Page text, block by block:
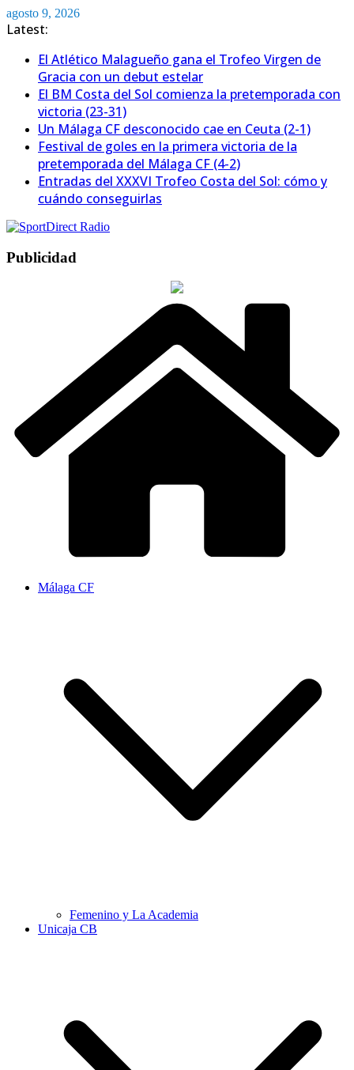
Saltar
al
agosto 9, 2026
Latest:
El Atlético Malagueño gana el Trofeo Virgen de
Gracia con un debut estelar
El BM Costa del Sol comienza la pretemporada con
victoria (23-31)
Un Málaga CF desconocido cae en Ceuta (2-1)
Festival de goles en la primera victoria de la
pretemporada del Málaga CF (4-2)
Entradas del XXXVI Trofeo Costa del Sol: cómo y
cuándo conseguirlas
Publicidad
Málaga CF
Femenino y La Academia
Unicaja CB